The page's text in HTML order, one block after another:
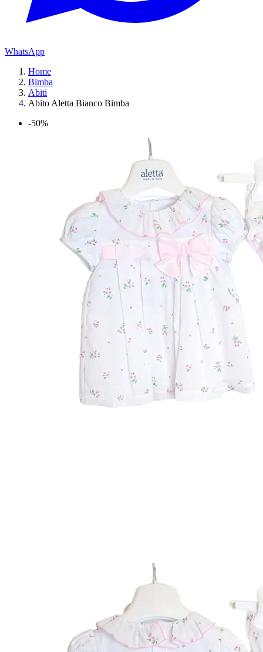
WhatsApp
Home
Bimba
Abiti
Abito Aletta Bianco Bimba
-50%